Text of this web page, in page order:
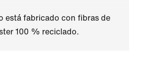
está fabricado con fibras de
100 % reciclado.